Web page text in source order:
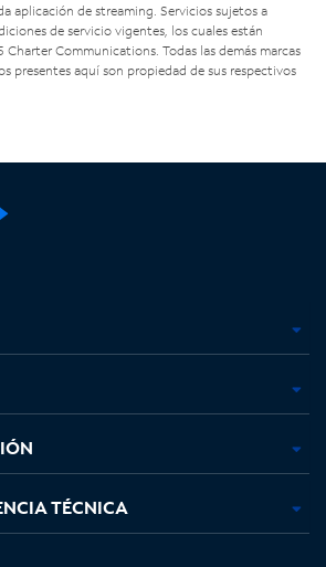
aplicación de streaming. Servicios sujetos a
de servicio vigentes, los cuales están
Communications. Todas las demás marcas
presentes aquí son propiedad de sus respectivos
TÉCNICA